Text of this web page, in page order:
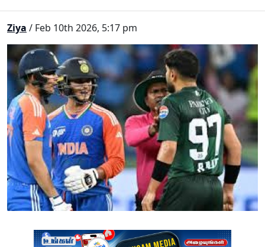
Ziya / Feb 10th 2026, 5:17 pm